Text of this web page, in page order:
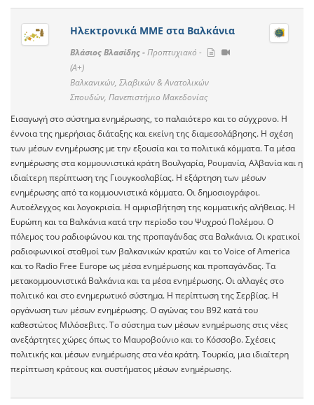
Ηλεκτρονικά ΜΜΕ στα Βαλκάνια
Βλάσιος Βλασίδης -Προπτυχιακό -
(A+)
Βαλκανικών, Σλαβικών & Ανατολικών
Σπουδών, Πανεπιστήμιο Μακεδονίας
Εισαγωγή στο σύστημα ενημέρωσης, το παλαιότερο και το σύγχρονο. Η
έννοια της ημερήσιας διάταξης και εκείνη της διαμεσολάβησης. Η σχέση
των μέσων ενημέρωσης με την εξουσία και τα πολιτικά κόμματα. Τα μέσα
ενημέρωσης στα κομμουνιστικά κράτη Βουλγαρία, Ρουμανία, Αλβανία και η
ιδιαίτερη περίπτωση της Γιουγκοσλαβίας. Η εξάρτηση των μέσων
ενημέρωσης από τα κομμουνιστικά κόμματα. Οι δημοσιογράφοι.
Αυτοέλεγχος και λογοκρισία. Η αμφισβήτηση της κομματικής αλήθειας. Η
Ευρώπη και τα Βαλκάνια κατά την περίοδο του Ψυχρού Πολέμου. Ο
πόλεμος του ραδιοφώνου και της προπαγάνδας στα Βαλκάνια. Οι κρατικοί
ραδιοφωνικοί σταθμοί των βαλκανικών κρατών και το Voice of America
και το Radio Free Europe ως μέσα ενημέρωσης και προπαγάνδας. Τα
μετακομμουνιστικά Βαλκάνια και τα μέσα ενημέρωσης. Οι αλλαγές στο
πολιτικό και στο ενημερωτικό σύστημα. Η περίπτωση της Σερβίας. Η
οργάνωση των μέσων ενημέρωσης. O αγώνας του Β92 κατά του
καθεστώτος Μιλόσεβιτς. Το σύστημα των μέσων ενημέρωσης στις νέες
ανεξάρτητες χώρες όπως το Μαυροβούνιο και το Κόσσοβο. Σχέσεις
πολιτικής και μέσων ενημέρωσης στα νέα κράτη. Τουρκία, μια ιδιαίτερη
περίπτωση κράτους και συστήματος μέσων ενημέρωσης.